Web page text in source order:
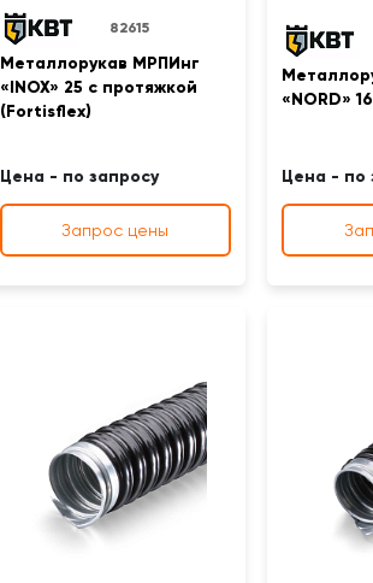
82615
Металлорукав МРПИнг
«INOX» 25 с протяжкой
(Fortisflex)
Цена - по запросу
Запрос цены
«NORD»
Цена - по